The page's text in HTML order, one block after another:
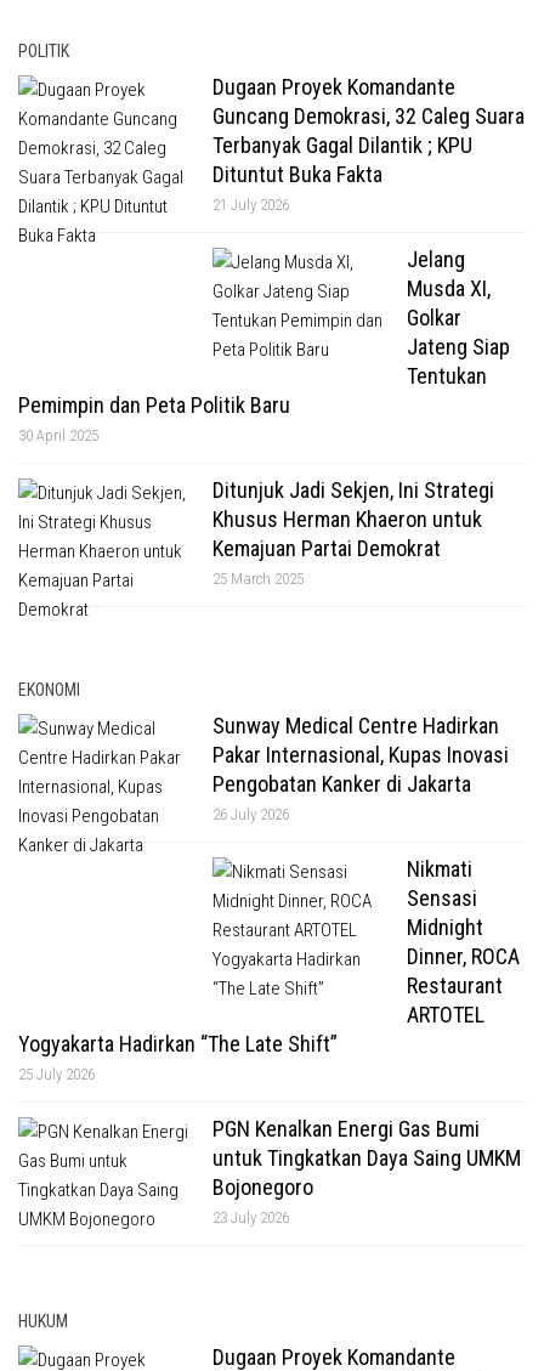
POLITIK
Dugaan Proyek Komandante
Guncang Demokrasi, 32 Caleg Suara
Terbanyak Gagal Dilantik ; KPU
Dituntut Buka Fakta
21 July 2026
Jelang
Musda XI,
Golkar
Jateng Siap
Tentukan
Pemimpin dan Peta Politik Baru
30 April 2025
Ditunjuk Jadi Sekjen, Ini Strategi
Khusus Herman Khaeron untuk
Kemajuan Partai Demokrat
25 March 2025
EKONOMI
Sunway Medical Centre Hadirkan
Pakar Internasional, Kupas Inovasi
Pengobatan Kanker di Jakarta
26 July 2026
Nikmati
Sensasi
Midnight
Dinner, ROCA
Restaurant
ARTOTEL
Yogyakarta Hadirkan “The Late Shift”
25 July 2026
PGN Kenalkan Energi Gas Bumi
untuk Tingkatkan Daya Saing UMKM
Bojonegoro
23 July 2026
HUKUM
Dugaan Proyek Komandante